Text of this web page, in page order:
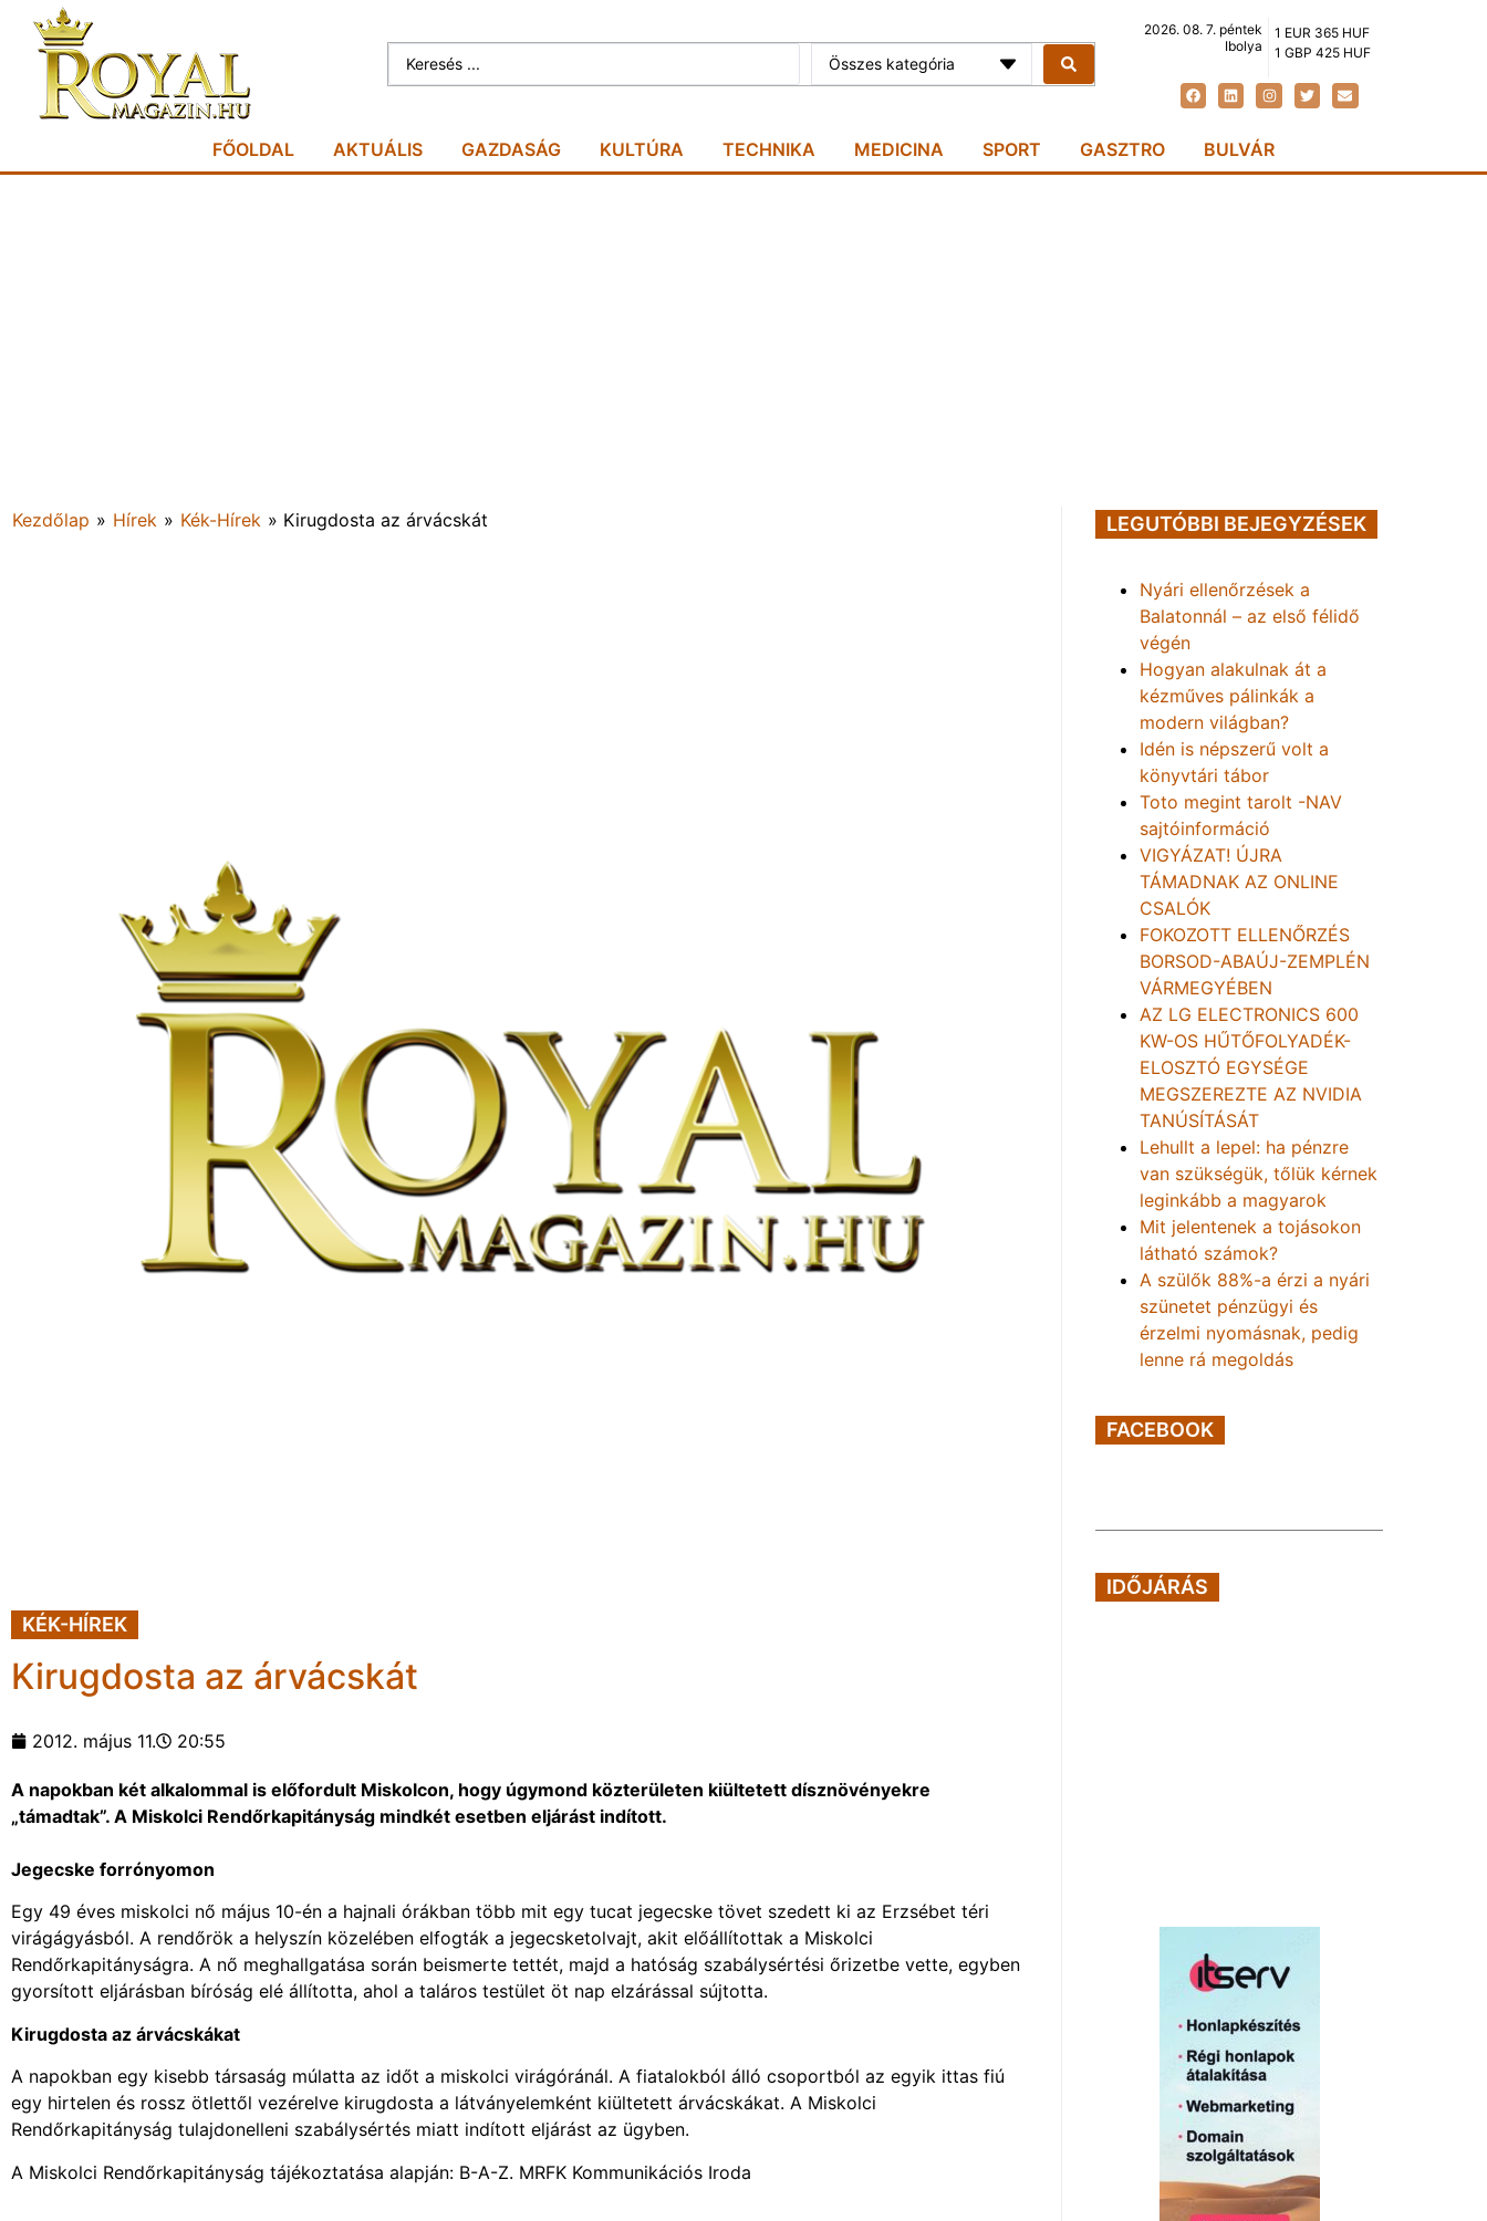
Összes kategória
2026. 08. 7. péntek
Ibolya
1 EUR 365 HUF
1 GBP 425 HUF
FŐOLDAL AKTUÁLIS GAZDASÁG KULTÚRA TECHNIKA MEDICINA SPORT GASZTRO BULVÁR
Kezdőlap » Hírek » Kék-Hírek » Kirugdosta az árvácskát
KÉK-HÍREK
Kirugdosta az árvácskát
2012. május 11. 20:55
A napokban két alkalommal is előfordult Miskolcon, hogy úgymond közterületen kiültetett dísznövényekre
„támadtak”. A Miskolci Rendőrkapitányság mindkét esetben eljárást indított.
Jegecske forrónyomon
Egy 49 éves miskolci nő május 10-én a hajnali órákban több mit egy tucat jegecske tövet szedett ki az Erzsébet téri
virágágyásból. A rendőrök a helyszín közelében elfogták a jegecsketolvajt, akit előállítottak a Miskolci
Rendőrkapitányságra. A nő meghallgatása során beismerte tettét, majd a hatóság szabálysértési őrizetbe vette, egyben
gyorsított eljárásban bíróság elé állította, ahol a taláros testület öt nap elzárással sújtotta.
Kirugdosta az árvácskákat
A napokban egy kisebb társaság múlatta az időt a miskolci virágóránál. A fiatalokból álló csoportból az egyik ittas fiú
egy hirtelen és rossz ötlettől vezérelve kirugdosta a látványelemként kiültetett árvácskákat. A Miskolci
Rendőrkapitányság tulajdonelleni szabálysértés miatt indított eljárást az ügyben.
A Miskolci Rendőrkapitányság tájékoztatása alapján: B-A-Z. MRFK Kommunikációs Iroda
LEGUTÓBBI BEJEGYZÉSEK
Nyári ellenőrzések a
Balatonnál – az első félidő
végén
Hogyan alakulnak át a
kézműves pálinkák a
modern világban?
Idén is népszerű volt a
könyvtári tábor
Toto megint tarolt -NAV
sajtóinformáció
VIGYÁZAT! ÚJRA
TÁMADNAK AZ ONLINE
CSALÓK
FOKOZOTT ELLENŐRZÉS
BORSOD-ABAÚJ-ZEMPLÉN
VÁRMEGYÉBEN
AZ LG ELECTRONICS 600
KW-OS HŰTŐFOLYADÉK-
ELOSZTÓ EGYSÉGE
MEGSZEREZTE AZ NVIDIA
TANÚSÍTÁSÁT
Lehullt a lepel: ha pénzre
van szükségük, tőlük kérnek
leginkább a magyarok
Mit jelentenek a tojásokon
látható számok?
A szülők 88%-a érzi a nyári
szünetet pénzügyi és
érzelmi nyomásnak, pedig
lenne rá megoldás
FACEBOOK
IDŐJÁRÁS